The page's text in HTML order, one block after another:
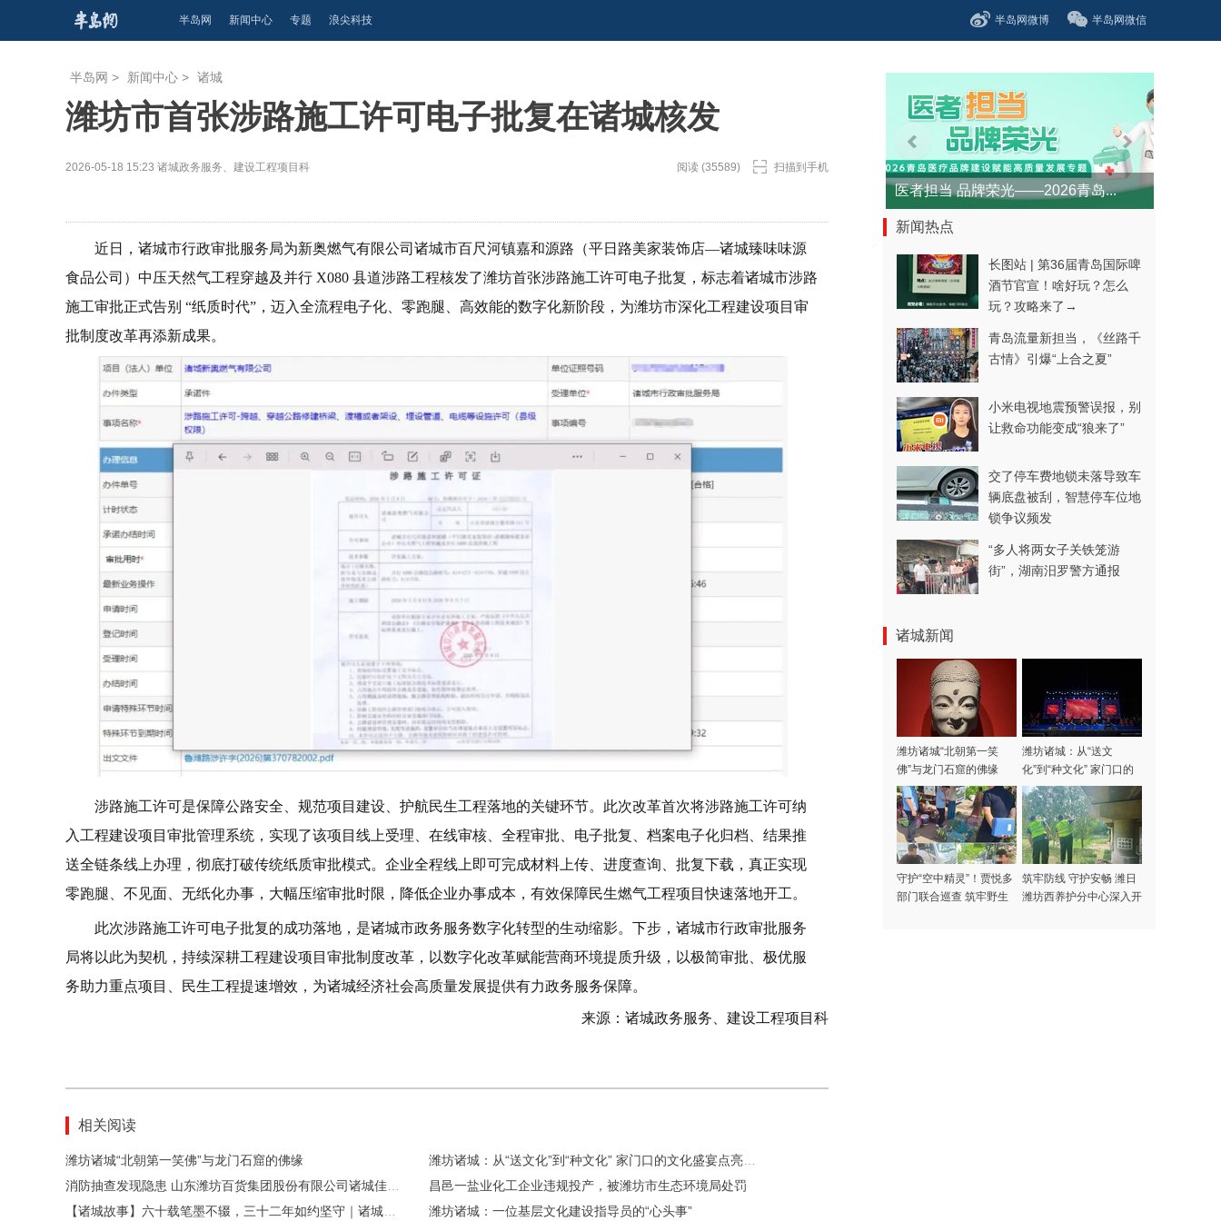
半岛网 新闻中心 专题 浪尖科技 半岛网微博 半岛网微信
半岛网 > 新闻中心 > 诸城
潍坊市首张涉路施工许可电子批复在诸城核发
2026-05-18 15:23 诸城政务服务、建设工程项目科 阅读 (35589) 扫描到手机
近日，诸城市行政审批服务局为新奥燃气有限公司诸城市百尺河镇嘉和源路（平日路美家装饰店—诸城臻味味源
食品公司）中压天然气工程穿越及并行 X080 县道涉路工程核发了潍坊首张涉路施工许可电子批复，标志着诸城市涉路
施工审批正式告别 “纸质时代”，迈入全流程电子化、零跑腿、高效能的数字化新阶段，为潍坊市深化工程建设项目审
批制度改革再添新成果。
涉路施工许可是保障公路安全、规范项目建设、护航民生工程落地的关键环节。此次改革首次将涉路施工许可纳
入工程建设项目审批管理系统，实现了该项目线上受理、在线审核、全程审批、电子批复、档案电子化归档、结果推
送全链条线上办理，彻底打破传统纸质审批模式。企业全程线上即可完成材料上传、进度查询、批复下载，真正实现
零跑腿、不见面、无纸化办事，大幅压缩审批时限，降低企业办事成本，有效保障民生燃气工程项目快速落地开工。
此次涉路施工许可电子批复的成功落地，是诸城市政务服务数字化转型的生动缩影。下步，诸城市行政审批服务
局将以此为契机，持续深耕工程建设项目审批制度改革，以数字化改革赋能营商环境提质升级，以极简审批、极优服
务助力重点项目、民生工程提速增效，为诸城经济社会高质量发展提供有力政务服务保障。
来源：诸城政务服务、建设工程项目科
相关阅读
潍坊诸城“‌北朝第一笑佛‌”与龙门石窟的佛缘
昌邑一盐业化工企业违规投产，被潍坊市生态环境局处罚
潍坊诸城：一位基层文化建设指导员的“心头事”
医者担当 品牌荣光——2026青岛...
新闻热点
长图站 | 第36届青岛国际啤
酒节官宣！啥好玩？怎么
玩？攻略来了→
青岛流量新担当，《丝路千
古情》引爆“上合之夏”
小米电视地震预警误报，别
让救命功能变成“狼来了”
交了停车费地锁未落导致车
辆底盘被刮，智慧停车位地
锁争议频发
“多人将两女子关铁笼游
街”，湖南汨罗警方通报
诸城新闻
潍坊诸城“‌北朝第一笑
佛‌”与龙门石窟的佛缘
潍坊诸城：从“送文
化”到“种文化” 家门口的
文化盛宴点亮城市之夜
守护“空中精灵”！贾悦多
部门联合巡查 筑牢野生
筑牢防线 守护安畅 潍日
潍坊西养护分中心深入开